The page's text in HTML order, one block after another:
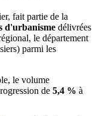
fait partie de la
d'urbanisme délivrées
le département
parmi les
le volume
de 5,4 % à